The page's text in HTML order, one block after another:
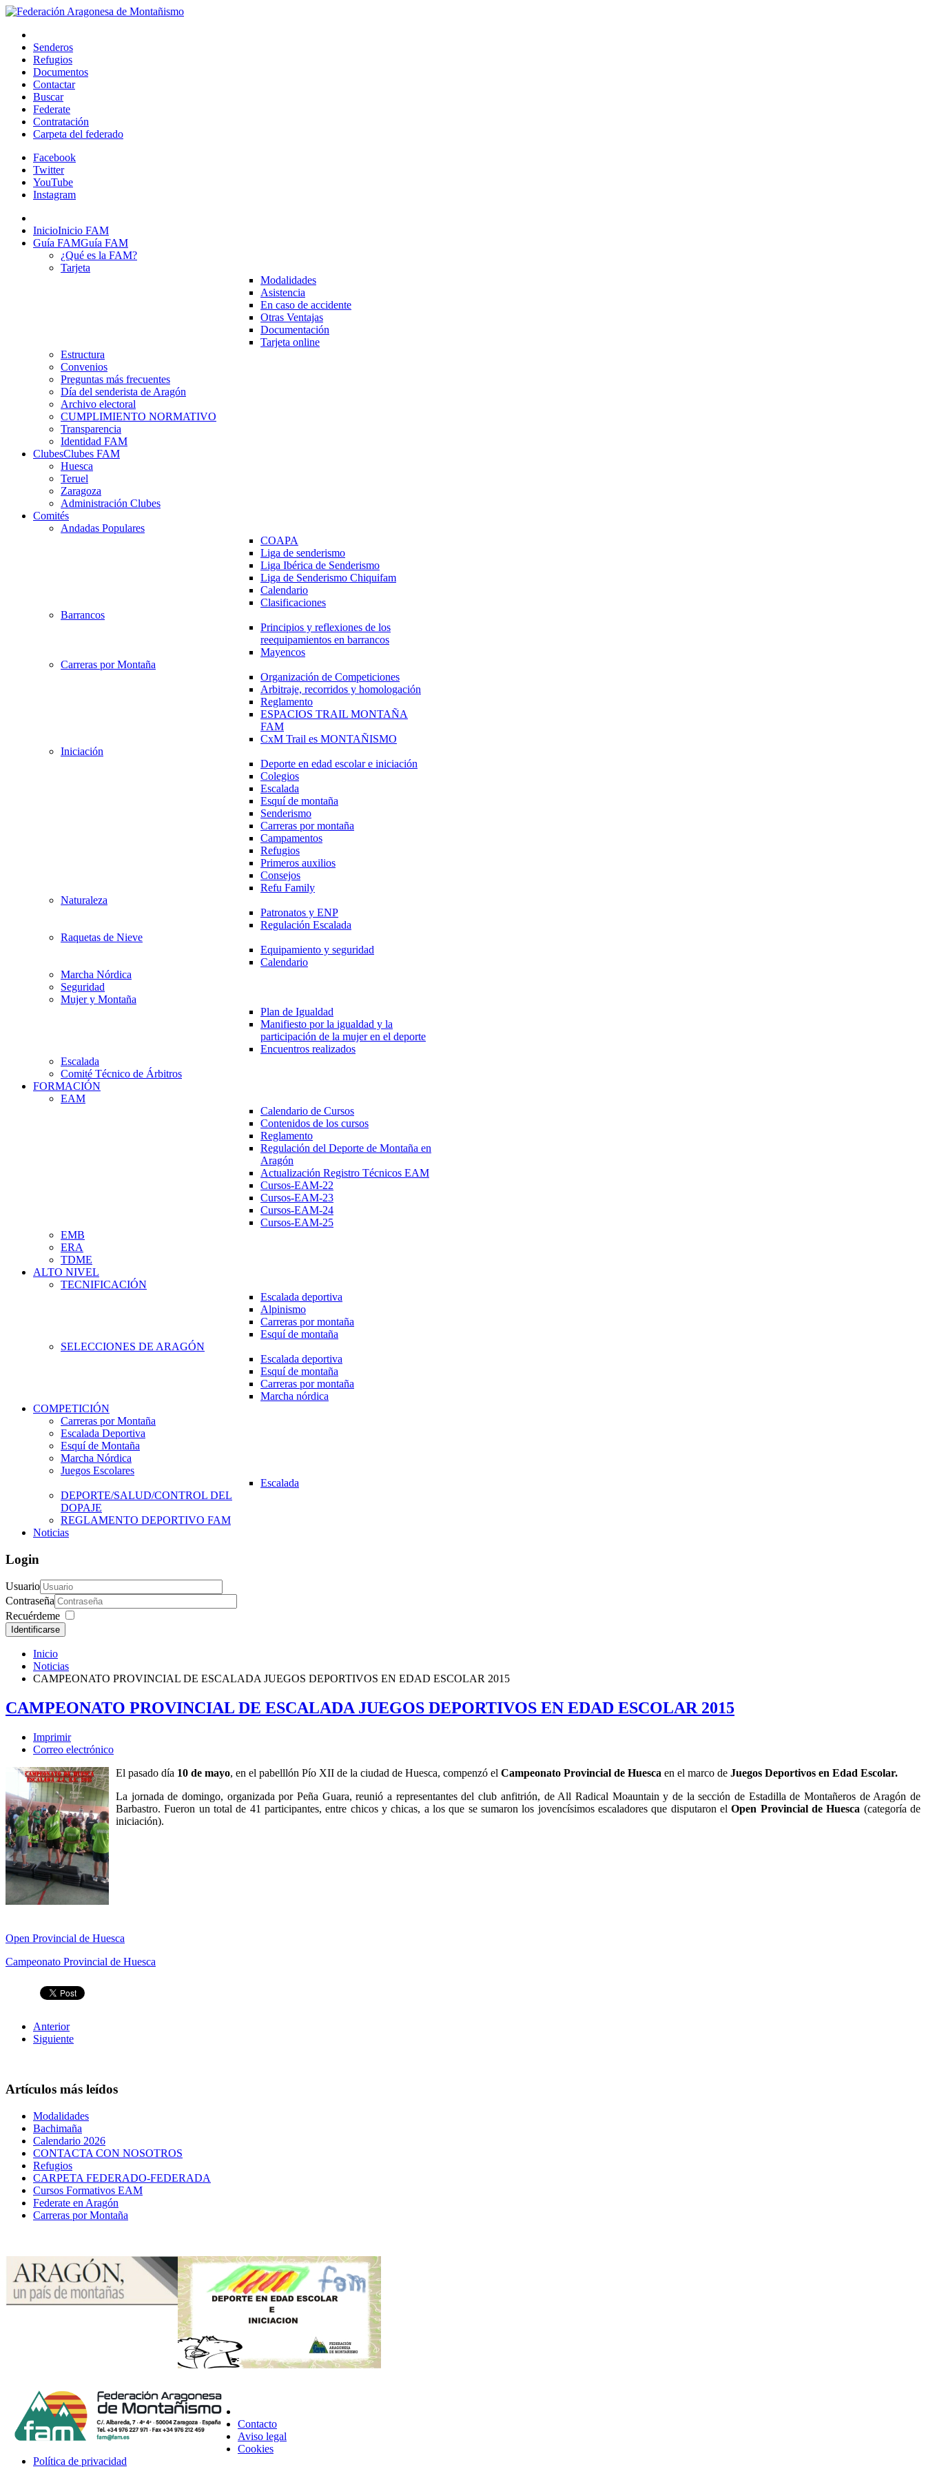
Senderos
Refugios
Documentos
Contactar
Buscar
Federate
Contratación
Carpeta del federado
Facebook
Twitter
YouTube
Instagram
InicioInicio FAM
Guía FAMGuía FAM
¿Qué es la FAM?
Tarjeta
Modalidades
Asistencia
En caso de accidente
Otras Ventajas
Documentación
Tarjeta online
Estructura
Convenios
Preguntas más frecuentes
Día del senderista de Aragón
Archivo electoral
CUMPLIMIENTO NORMATIVO
Transparencia
Identidad FAM
ClubesClubes FAM
Huesca
Teruel
Zaragoza
Administración Clubes
Comités
Andadas Populares
COAPA
Liga de senderismo
Liga Ibérica de Senderismo
Liga de Senderismo Chiquifam
Calendario
Clasificaciones
Barrancos
Principios y reflexiones de los
reequipamientos en barrancos
Mayencos
Carreras por Montaña
Organización de Competiciones
Arbitraje, recorridos y homologación
Reglamento
ESPACIOS TRAIL MONTAÑA
FAM
CxM Trail es MONTAÑISMO
Iniciación
Deporte en edad escolar e iniciación
Colegios
Escalada
Esquí de montaña
Senderismo
Carreras por montaña
Campamentos
Refugios
Primeros auxilios
Consejos
Refu Family
Naturaleza
Patronatos y ENP
Regulación Escalada
Raquetas de Nieve
Equipamiento y seguridad
Calendario
Marcha Nórdica
Seguridad
Mujer y Montaña
Plan de Igualdad
Manifiesto por la igualdad y la
participación de la mujer en el deporte
Encuentros realizados
Escalada
Comité Técnico de Árbitros
FORMACIÓN
EAM
Calendario de Cursos
Contenidos de los cursos
Reglamento
Regulación del Deporte de Montaña en
Aragón
Actualización Registro Técnicos EAM
Cursos-EAM-22
Cursos-EAM-23
Cursos-EAM-24
Cursos-EAM-25
EMB
ERA
TDME
ALTO NIVEL
TECNIFICACIÓN
Escalada deportiva
Alpinismo
Carreras por montaña
Esquí de montaña
SELECCIONES DE ARAGÓN
Escalada deportiva
Esquí de montaña
Carreras por montaña
Marcha nórdica
COMPETICIÓN
Carreras por Montaña
Escalada Deportiva
Esquí de Montaña
Marcha Nórdica
Juegos Escolares
Escalada
DEPORTE/SALUD/CONTROL DEL
DOPAJE
REGLAMENTO DEPORTIVO FAM
Noticias
Login
Usuario
Contraseña
Recuérdeme
Identificarse
Inicio
Noticias
CAMPEONATO PROVINCIAL DE ESCALADA JUEGOS DEPORTIVOS EN EDAD ESCOLAR 2015
CAMPEONATO PROVINCIAL DE ESCALADA JUEGOS DEPORTIVOS EN EDAD ESCOLAR 2015
Imprimir
Correo electrónico
El pasado día 10 de mayo, en el pabelllón Pío XII de la ciudad de Huesca, compenzó el Campeonato Provincial de Huesca en el marco de Juegos Deportivos en Edad Escolar.
La jornada de domingo, organizada por Peña Guara, reunió a representantes del club anfitrión, de All Radical Moauntain y de la sección de Estadilla de Montañeros de Aragón de
Barbastro. Fueron un total de 41 participantes, entre chicos y chicas, a los que se sumaron los jovencísimos escaladores que disputaron elOpen Provincial de Huesca (categoría de
iniciación).
Open Provincial de Huesca
Campeonato Provincial de Huesca
Anterior
Siguiente
Artículos más leídos
Modalidades
Bachimaña
Calendario 2026
CONTACTA CON NOSOTROS
Refugios
CARPETA FEDERADO-FEDERADA
Cursos Formativos EAM
Federate en Aragón
Carreras por Montaña
Contacto
Aviso legal
Cookies
Política de privacidad